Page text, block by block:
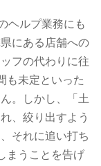
ヘルプ業務にも
にある店舗への
フの代わりに往
も未定といった
。しかし、「土
、絞り出すよう
それに追い打ち
まうことを告げ